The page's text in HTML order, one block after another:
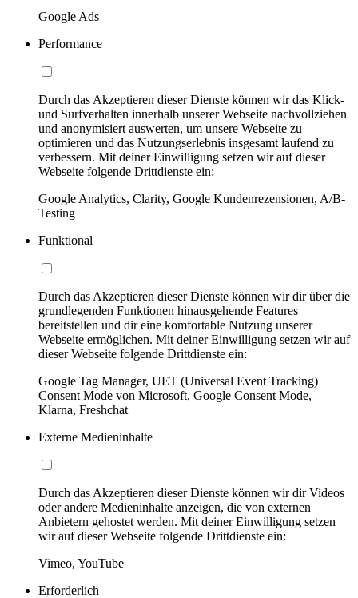
Google Ads
Performance
Durch das Akzeptieren dieser Dienste können wir das Klick-
und Surfverhalten innerhalb unserer Webseite nachvollziehen
und anonymisiert auswerten, um unsere Webseite zu
optimieren und das Nutzungserlebnis insgesamt laufend zu
verbessern. Mit deiner Einwilligung setzen wir auf dieser
Webseite folgende Drittdienste ein:
Google Analytics, Clarity, Google Kundenrezensionen, A/B-
Testing
Funktional
Durch das Akzeptieren dieser Dienste können wir dir über die
grundlegenden Funktionen hinausgehende Features
bereitstellen und dir eine komfortable Nutzung unserer
Webseite ermöglichen. Mit deiner Einwilligung setzen wir auf
dieser Webseite folgende Drittdienste ein:
Google Tag Manager, UET (Universal Event Tracking)
Consent Mode von Microsoft, Google Consent Mode,
Klarna, Freshchat
Externe Medieninhalte
Durch das Akzeptieren dieser Dienste können wir dir Videos
oder andere Medieninhalte anzeigen, die von externen
Anbietern gehostet werden. Mit deiner Einwilligung setzen
wir auf dieser Webseite folgende Drittdienste ein:
Vimeo, YouTube
Erforderlich